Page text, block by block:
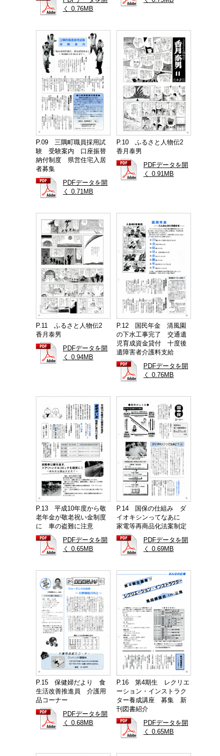
く 0.76MB
P.09 三隅町職員採用試
験 受験案内 口座振替
納付制度 県営住宅入居
者募集
PDFデータを開
く 0.71MB
P.10 ふるさと人物伝2
香月泰男
PDFデータを開
く 0.91MB
P.11 ふるさと人物伝2
香月泰男
PDFデータを開
く 0.94MB
P.12 国民年金 清風園
の下水工事完了 交通遺
児育成資金貸付 十度後
遺障害者介護料支給
PDFデータを開
く 0.76MB
P.13 平成10年度から敬
老年金が敬老祝い金制度
に 車の盗難に注意
PDFデータを開
く 0.65MB
P.14 国保の仕組み ダ
イオキシンってなあに
家電等再商品化法案制定
PDFデータを開
く 0.69MB
P.15 保健婦だより 食
生活改善推進員 介護用
品コーナー
PDFデータを開
く 0.68MB
P.16 第4期生 レクリエ
ーション・インストラク
ター養成講座 募集 新
刊図書紹介
PDFデータを開
く 0.65MB